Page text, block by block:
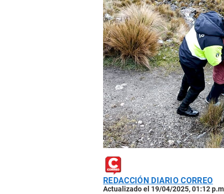
REDACCIÓN DIARIO CORREO
Actualizado el 19/04/2025, 01:12